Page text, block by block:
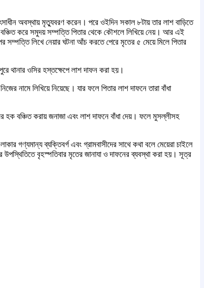
অবস্থায় মৃত্যুবরণ করেন। পরে ওইদিন সকাল ৮টায় তার লাশ বাড়িতে
বঞ্চিত করে সমুদয় সম্পত্তি পিতার থেকে কৌশলে লিখিয়ে নেয়। আর এই
লিখে নেয়ার ঘটনা আঁচ করতে পেরে মৃতের ৫ মেয়ে মিলে পিতার
থানার ওসির হস্তক্ষেপে লাশ দাফন করা হয়।
নামে লিখিয়ে নিয়েছে। যার ফলে পিতার লাশ দাফনে তারা বাঁধা
হক বঞ্চিত করায় জনাজা এবং লাশ দাফনে বাঁধা দেয়। ফলে মুসল্লীসহ
গণ্যমান্য ব্যক্তিবর্গ এবং গ্রামবাসীদের সাথে কথা বলে মেয়েরা চাইলে
বৃহস্পতিবার মৃতের জানাযা ও দাফনের ব্যবস্থা করা হয়। সূত্র